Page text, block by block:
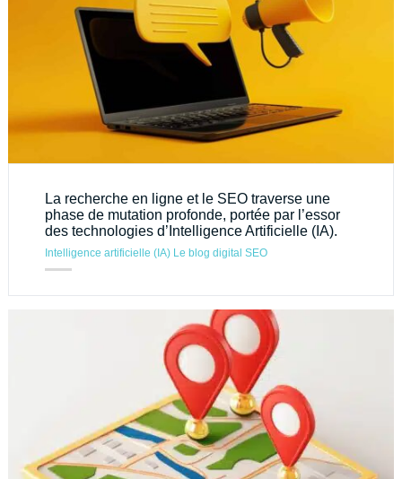
La recherche en ligne et le SEO traverse une
phase de mutation profonde, portée par l’essor
des technologies d’Intelligence Artificielle (IA).
Intelligence artificielle (IA) Le blog digital SEO